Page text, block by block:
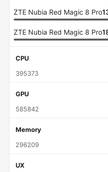
ZTE Nubia Red Magic 8 Pro
ZTE Nubia Red Magic 8 Pro
CPU
395373
GPU
585842
Memory
296209
UX